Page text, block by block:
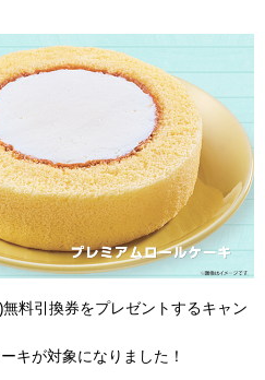
料引換券をプレゼントするキャン
キが対象になりました！